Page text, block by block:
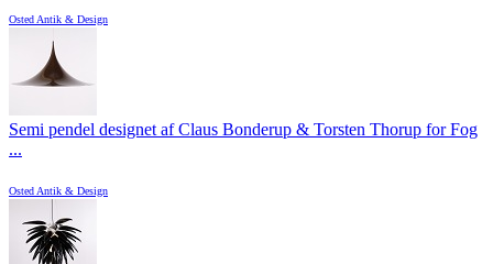
Osted Antik & Design
Semi pendel designet af Claus Bonderup & Torsten Thorup for Fog
...
Osted Antik & Design